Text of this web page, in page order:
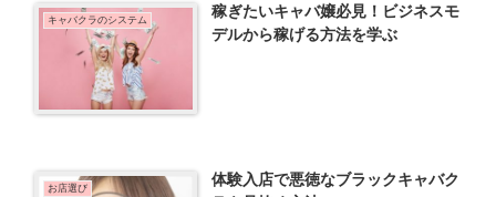
キャバクラのシステム
稼ぎたいキャバ嬢必見！ビジネスモ
デルから稼げる方法を学ぶ
お店選び
体験入店で悪徳なブラックキャバク